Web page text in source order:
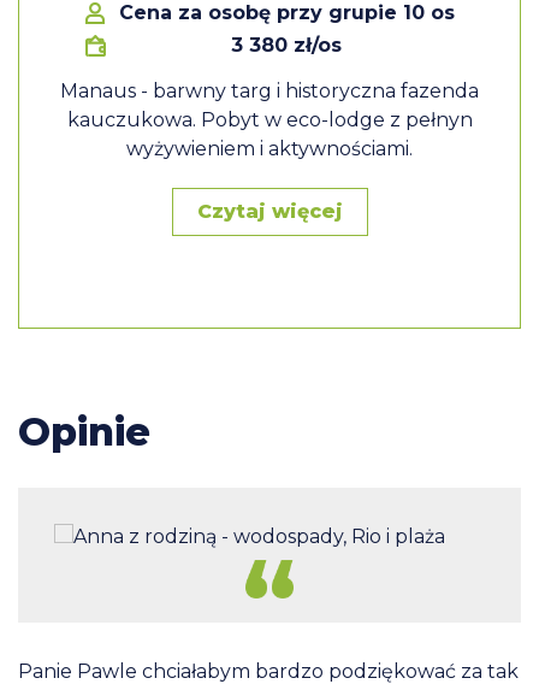
Cena za osobę przy grupie 10 os
3 380 zł/os
Manaus - barwny targ i historyczna fazenda
kauczukowa. Pobyt w eco-lodge z pełnyn
wyżywieniem i aktywnościami.
Czytaj więcej
Opinie
Panie Pawle chciałabym bardzo podziękować za tak